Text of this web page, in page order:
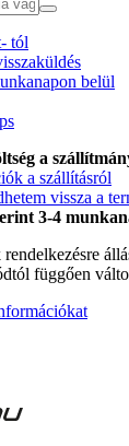
tól
belül
a
a szállításról
vissza a
3-4
függően